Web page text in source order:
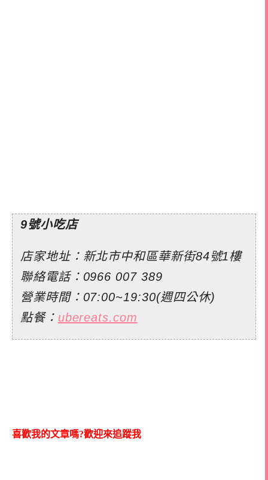
9號小吃店
店家地址：新北市中和區華新街84號1樓
聯絡電話： 0966 007 389
營業時間：07:00~19:30(週四公休)
點餐： ubereats.com
喜歡我的文章嗎?歡迎來追蹤我